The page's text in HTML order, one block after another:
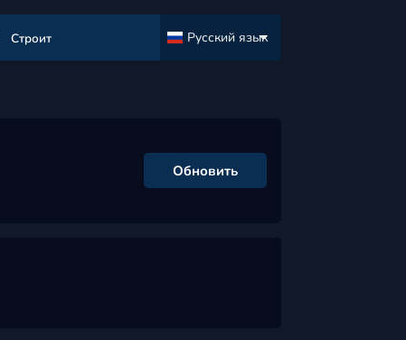
Строит Русский язык
Обновить